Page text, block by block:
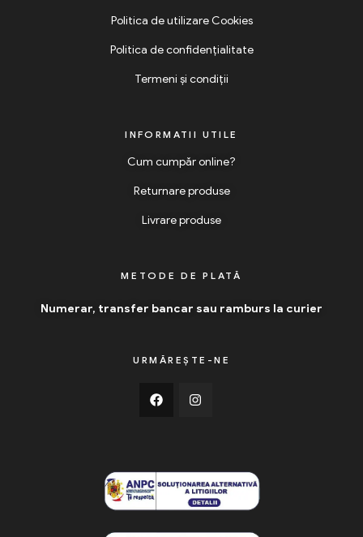
Politica de utilizare Cookies
Politica de confidențialitate
Termeni și condiții
INFORMATII UTILE
Cum cumpăr online?
Returnare produse
Livrare produse
METODE DE PLATĂ
Numerar, transfer bancar sau ramburs la curier
URMĂREȘTE-NE